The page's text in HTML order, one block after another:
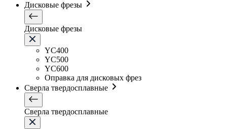
Дисковые фрезы
Дисковые фрезы
YC400
YC500
YC600
Оправка для дисковых фрез
Сверла твердосплавные
Сверла твердосплавные